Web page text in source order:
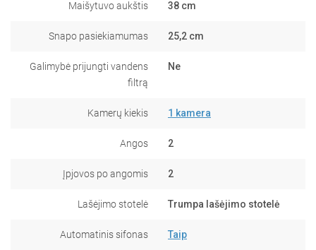
Maišytuvo aukštis 38 cm
Snapo pasiekiamumas 25,2 cm
Galimybė prijungti vandens
filtrą
Ne
Kamerų kiekis 1 kamera
Angos 2
Įpjovos po angomis 2
Lašėjimo stotelė Trumpa lašėjimo stotelė
Automatinis sifonas Taip